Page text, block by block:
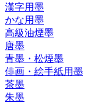
漢字用墨
かな用墨
高級油煙墨
唐墨
青墨・松煙墨
俳画・絵手紙用墨
茶墨
朱墨